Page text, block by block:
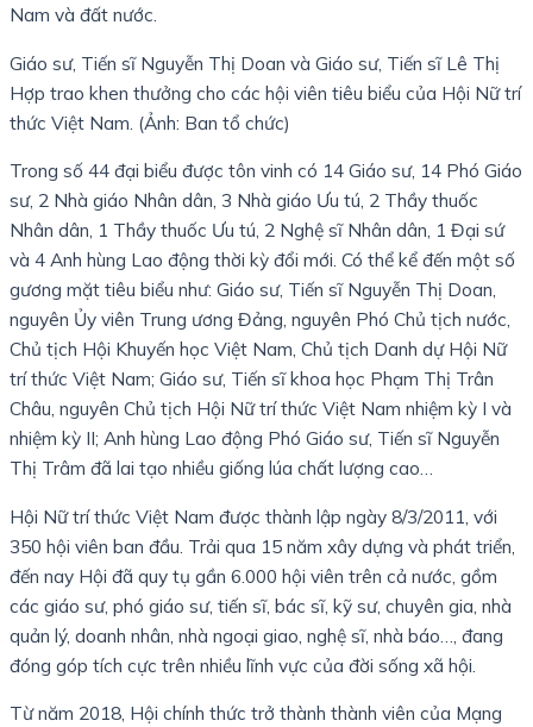
Nam và đất nước.
Giáo sư, Tiến sĩ Nguyễn Thị Doan và Giáo sư, Tiến sĩ Lê Thị
Hợp trao khen thưởng cho các hội viên tiêu biểu của Hội Nữ trí
thức Việt Nam. (Ảnh: Ban tổ chức)
Trong số 44 đại biểu được tôn vinh có 14 Giáo sư, 14 Phó Giáo
sư, 2 Nhà giáo Nhân dân, 3 Nhà giáo Ưu tú, 2 Thầy thuốc
Nhân dân, 1 Thầy thuốc Ưu tú, 2 Nghệ sĩ Nhân dân, 1 Đại sứ
và 4 Anh hùng Lao động thời kỳ đổi mới. Có thể kể đến một số
gương mặt tiêu biểu như: Giáo sư, Tiến sĩ Nguyễn Thị Doan,
nguyên Ủy viên Trung ương Đảng, nguyên Phó Chủ tịch nước,
Chủ tịch Hội Khuyến học Việt Nam, Chủ tịch Danh dự Hội Nữ
trí thức Việt Nam; Giáo sư, Tiến sĩ khoa học Phạm Thị Trân
Châu, nguyên Chủ tịch Hội Nữ trí thức Việt Nam nhiệm kỳ I và
nhiệm kỳ II; Anh hùng Lao động Phó Giáo sư, Tiến sĩ Nguyễn
Thị Trâm đã lai tạo nhiều giống lúa chất lượng cao…
Hội Nữ trí thức Việt Nam được thành lập ngày 8/3/2011, với
350 hội viên ban đầu. Trải qua 15 năm xây dựng và phát triển,
đến nay Hội đã quy tụ gần 6.000 hội viên trên cả nước, gồm
các giáo sư, phó giáo sư, tiến sĩ, bác sĩ, kỹ sư, chuyên gia, nhà
quản lý, doanh nhân, nhà ngoại giao, nghệ sĩ, nhà báo…, đang
đóng góp tích cực trên nhiều lĩnh vực của đời sống xã hội.
Từ năm 2018, Hội chính thức trở thành thành viên của Mạng